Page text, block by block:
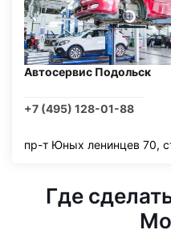
Автосервис Подольск
+7 (495) 128-01-88
пр-т Юных ленинцев 70,
Где